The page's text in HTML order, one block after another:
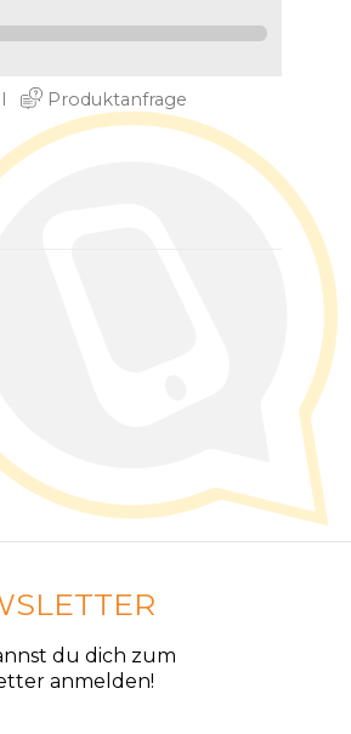
Produktanfrage
du dich zum
anmelden!